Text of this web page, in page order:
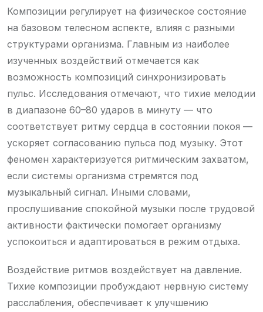
Композиции регулирует на физическое состояние
на базовом телесном аспекте, влияя с разными
структурами организма. Главным из наиболее
изученных воздействий отмечается как
возможность композиций синхронизировать
пульс. Исследования отмечают, что тихие мелодии
в диапазоне 60–80 ударов в минуту — что
соответствует ритму сердца в состоянии покоя —
ускоряет согласованию пульса под музыку. Этот
феномен характеризуется ритмическим захватом,
если системы организма стремятся под
музыкальный сигнал. Иными словами,
прослушивание спокойной музыки после трудовой
активности фактически помогает организму
успокоиться и адаптироваться в режим отдыха.
Воздействие ритмов воздействует на давление.
Тихие композиции пробуждают нервную систему
расслабления, обеспечивает к улучшению